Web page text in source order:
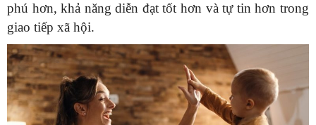
phú hơn, khả năng diễn đạt tốt hơn và tự tin hơn trong
giao tiếp xã hội.